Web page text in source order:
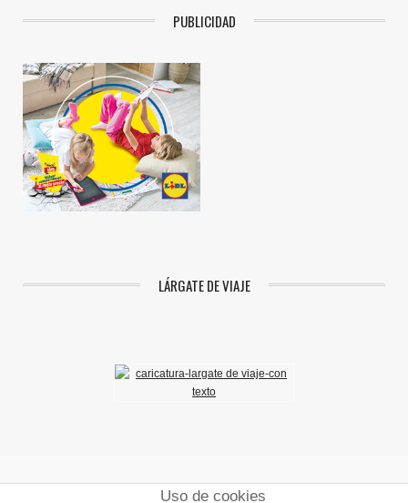
PUBLICIDAD
LÁRGATE DE VIAJE
Uso de cookies